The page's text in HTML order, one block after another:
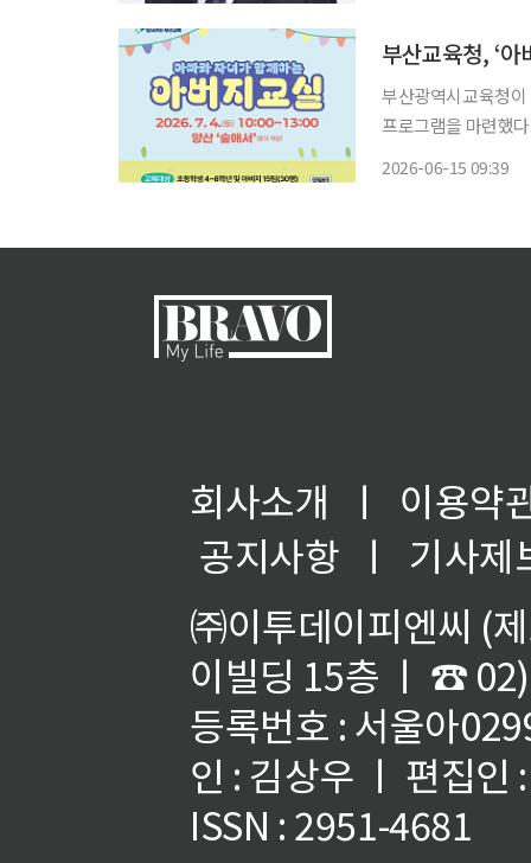
부산광역시교육청이
프로그램을 마련했
2026-06-15 09:39
회사소개 ㅣ
이용약
공지사항
ㅣ
기사제
㈜이투데이피엔씨 (
이빌딩 15층 ㅣ ☎
등록번호 : 서울아
인 : 김상우 ㅣ 편집인
ISSN : 2951-4681